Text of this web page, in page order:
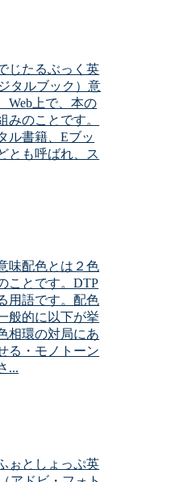
じたるぶっく英
タルブック）意
Web上で、本の
みのことです。
ル書籍、Eブッ
とも呼ばれ、ス
味配色とは２色
ことです。DTP
用語です。配色
般的に以下が挙
相環の対局にあ
る・モノトーン
...
ぉとしょっぷ英